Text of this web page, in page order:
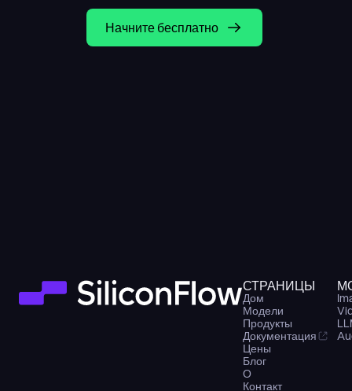
Начните бесплатно
СТРАНИЦЫ
Дом
Модели
Продукты
Документация
Цены
Блог
О
Контакт